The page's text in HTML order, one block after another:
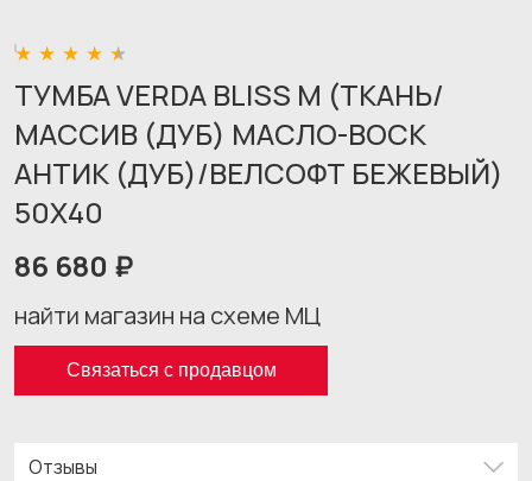
ТУМБА VERDA BLISS M (ТКАНЬ/
МАССИВ (ДУБ) МАСЛО-ВОСК
АНТИК (ДУБ)/ВЕЛСОФТ БЕЖЕВЫЙ)
50X40
86 680 ₽
найти магазин на схеме МЦ
Связаться с продавцом
Отзывы